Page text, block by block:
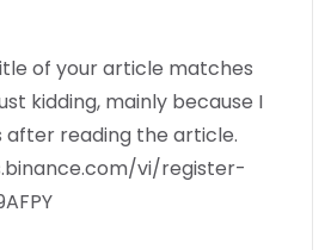
of your article matches
kidding, mainly because I
after reading the article.
vi/register-